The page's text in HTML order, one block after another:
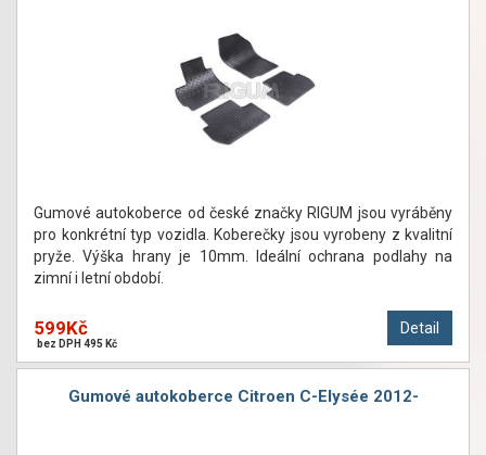
Gumové autokoberce od české značky RIGUM jsou vyráběny
pro konkrétní typ vozidla. Koberečky jsou vyrobeny z kvalitní
pryže. Výška hrany je 10mm. Ideální ochrana podlahy na
zimní i letní období.
Detail
599Kč
bez DPH 495 Kč
Gumové autokoberce Citroen C-Elysée 2012-